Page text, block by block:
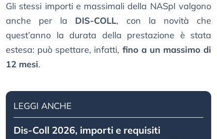
Gli stessi importi e massimali della NASpI valgono
anche per la DIS-COLL, con la novità che
quest’anno la durata della prestazione è stata
estesa: può spettare, infatti, fino a un massimo di
12 mesi.
LEGGI ANCHE
Dis-Coll 2026, importi e requisiti